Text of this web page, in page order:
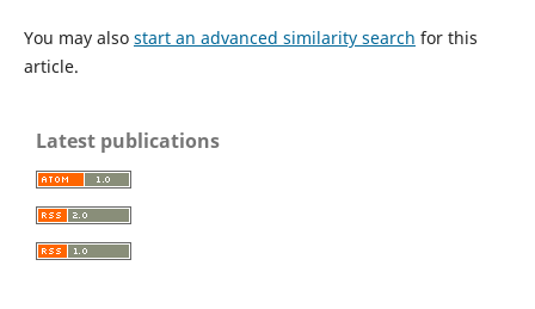
You may also start an advanced similarity search for this
article.
Latest publications